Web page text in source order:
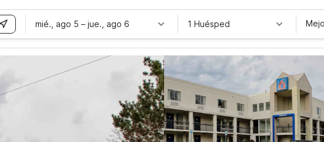
mié., ago 5 – jue., ago 6 1 Huésped